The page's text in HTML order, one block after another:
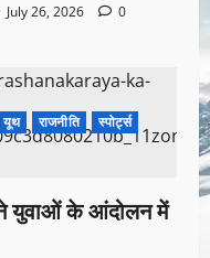
July 26, 2026
0
यूथ राजनीति
स्पोर्ट्स
युवाओं के आंदोलन में